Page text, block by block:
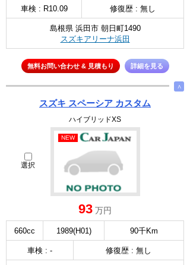
車検 : R10.09 修復歴 : 無し
島根県 浜田市 朝日町1490
スズキアリーナ浜田
無料お問い合わせ & 見積もり 詳細を見る
∧
スズキ スペーシア カスタム
ハイブリッドXS
選択
NEW
93 万円
660cc 1989(H01) 90千Km
車検 : - 修復歴 : 無し